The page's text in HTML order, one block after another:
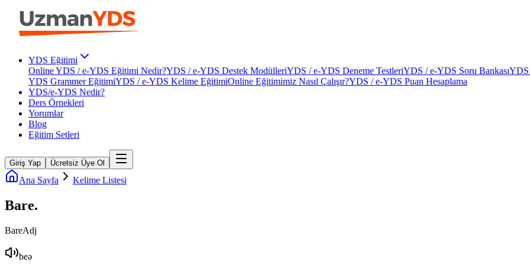
YDS Eğitimi
Online YDS / e-YDS Eğitimi Nedir?YDS / e-YDS Destek ModülleriYDS / e-YDS Deneme TestleriYDS / e-YDS Soru BankasıYDS
YDS Grammer EğitimiYDS / e-YDS Kelime EğitimiOnline Eğitimimiz Nasıl Çalışır?YDS / e-YDS Puan Hesaplama
YDS/e-YDS Nedir?
Ders Örnekleri
Yorumlar
Blog
Eğitim Setleri
Giriş Yap Ücretsiz Üye Ol
Ana Sayfa Kelime Listesi
Bare.
BareAdj
beə